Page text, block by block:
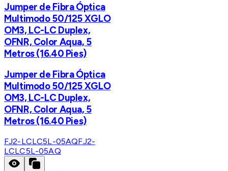
Jumper de Fibra Óptica
Multimodo 50/125 XGLO
OM3, LC-LC Duplex,
OFNR, Color Aqua, 5
Metros (16.40 Pies)
Jumper de Fibra Óptica
Multimodo 50/125 XGLO
OM3, LC-LC Duplex,
OFNR, Color Aqua, 5
Metros (16.40 Pies)
FJ2-LCLC5L-05AQFJ2-
LCLC5L-05AQ